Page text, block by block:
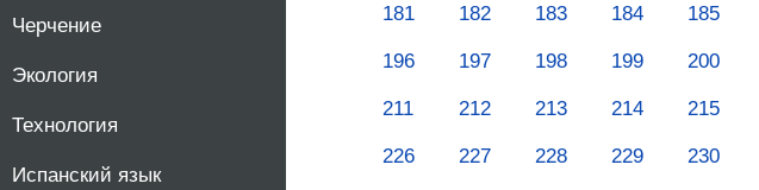
Черчение
Экология
Технология
Испанский язык
181 182 183 184 185
196 197 198 199 200
211 212 213 214 215
226 227 228 229 230